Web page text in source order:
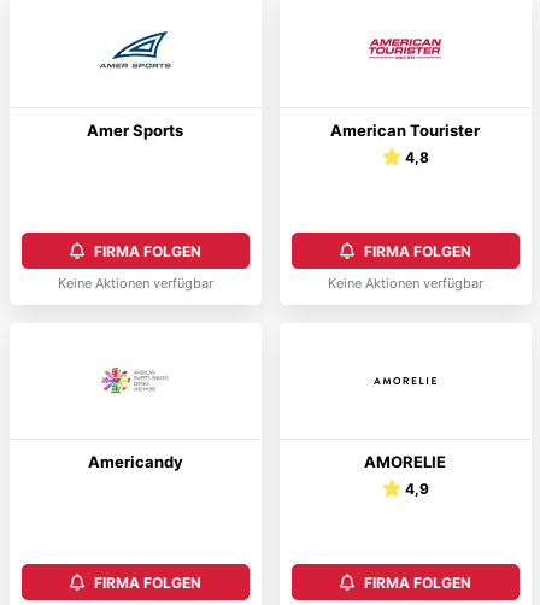
Amer Sports
FIRMA FOLGEN
Keine Aktionen verfügbar
American Tourister
4,8
FIRMA FOLGEN
Keine Aktionen verfügbar
Americandy
FIRMA FOLGEN
AMORELIE
4,9
FIRMA FOLGEN